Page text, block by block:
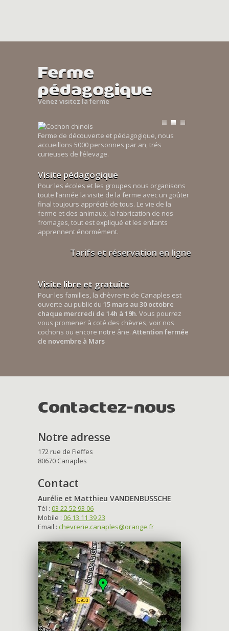
Ferme
pédagogique
Venez visitez la ferme
Ferme de découverte et pédagogique, nous
accueillons 5000 personnes par an, trés
curieuses de l’élevage.
Visite pédagogique
Pour les écoles et les groupes nous organisons
toute l’année la visite de la ferme avec un goûter
final toujours apprécié de tous. Le vie de la
ferme et des animaux, la fabrication de nos
fromages, tout est expliqué et les enfants
apprennent énormément.
Tarifs et réservation en ligne
Visite libre et gratuite
Pour les familles, la chèvrerie de Canaples est
ouverte au public du 15 mars au 30 octobre
chaque mercredi de 14h à 19h. Vous pourrez
vous promener à coté des chèvres, voir nos
cochons ou encore notre âne. Attention fermée
de novembre à Mars
Contactez-nous
Notre adresse
172 rue de Fieffes
80670 Canaples
Contact
Aurélie et Matthieu VANDENBUSSCHE
Tél : 03 22 52 93 06
Mobile : 06 13 11 39 23
Email : chevrerie.canaples@orange.fr